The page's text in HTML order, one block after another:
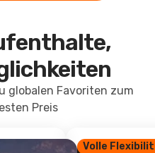
globalen Favoriten zum
Preis
Volle